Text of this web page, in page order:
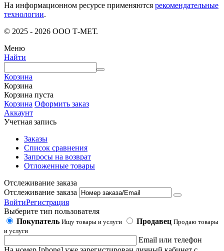
На информационном ресурсе применяются рекомендательные
технологии.
© 2025 - 2026 ООО Т-МЕТ.
Меню
Найти
Корзина
Корзина
Корзина пуста
Корзина Оформить заказ
Аккаунт
Учетная запись
Заказы
Список сравнения
Запросы на возврат
Отложенные товары
Отслеживание заказа
Отслеживание заказа
ВойтиРегистрация
Выберите тип пользователя
Покупатель Ищу товары и услуги Продавец Продаю товары
и услуги
Email или телефон